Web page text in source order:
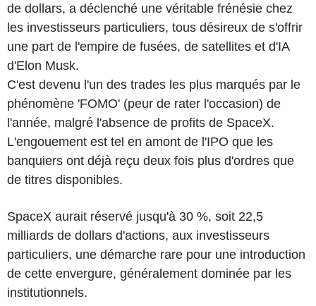
de dollars, a déclenché une véritable frénésie chez
les investisseurs particuliers, tous désireux de s'offrir
une part de l'empire de fusées, de satellites et d'IA
d'Elon Musk.
C'est devenu l'un des trades les plus marqués par le
phénomène 'FOMO' (peur de rater l'occasion) de
l'année, malgré l'absence de profits de SpaceX.
L'engouement est tel en amont de l'IPO que les
banquiers ont déjà reçu deux fois plus d'ordres que
de titres disponibles.
SpaceX aurait réservé jusqu'à 30 %, soit 22,5
milliards de dollars d'actions, aux investisseurs
particuliers, une démarche rare pour une introduction
de cette envergure, généralement dominée par les
institutionnels.